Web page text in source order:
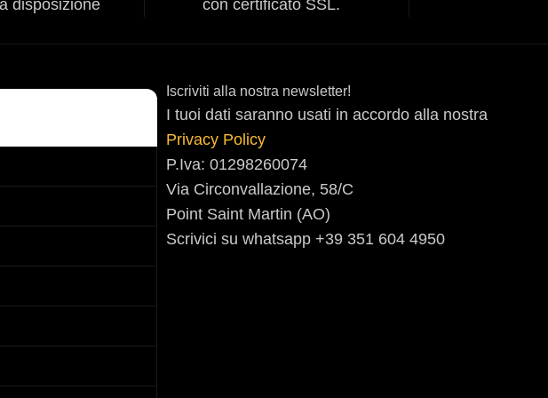
disposizione
con certificato SSL.
Iscriviti alla nostra newsletter!
I tuoi dati saranno usati in accordo alla nostra
Privacy Policy
P.Iva: 01298260074
Via Circonvallazione, 58/C
Point Saint Martin (AO)
Scrivici su whatsapp +39 351 604 4950